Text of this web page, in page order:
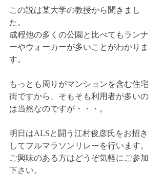
この説は某大学の教授から聞きまし
た。
成程他の多くの公園と比べてもランナ
ーやウォーカーが多いことがわかりま
す。
もっとも周りがマンションを含む住宅
街ですから、そもそも利用者が多いの
は当然なのですが・・・。
明日はALSと闘う江村俊彦氏をお招き
してフルマラソンリレーを行います。
ご興味のある方はどうぞ気軽にご参加
下さい。